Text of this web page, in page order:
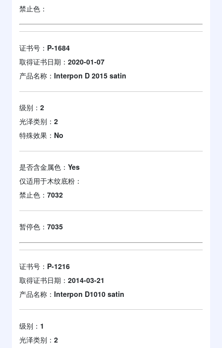
禁止色：
证书号： P-1684
取得证书日期： 2020-01-07
产品名称： Interpon D 2015 satin
级别： 2
光泽类别： 2
特殊效果： No
是否含金属色： Yes
仅适用于木纹底粉：
禁止色： 7032
暂停色： 7035
证书号： P-1216
取得证书日期： 2014-03-21
产品名称： Interpon D1010 satin
级别： 1
光泽类别： 2